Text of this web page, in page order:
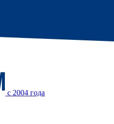
c 2004 года